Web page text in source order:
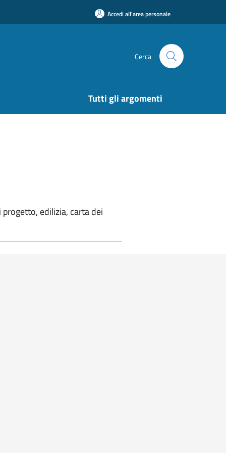
Accedi all'area personale
Cerca
Tutti gli argomenti
edilizia, carta dei